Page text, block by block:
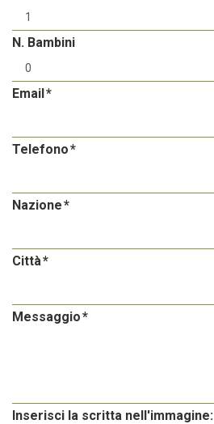
N. Bambini
Email
Telefono
Nazione
Città
Messaggio
Inserisci la scritta nell'immagine: